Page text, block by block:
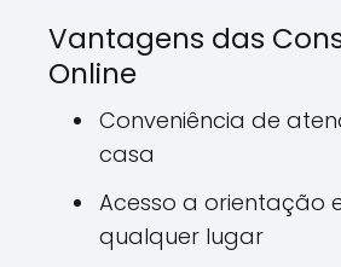
Vantagens das
Online
Conveniência de
casa
Acesso a orientação
qualquer lugar